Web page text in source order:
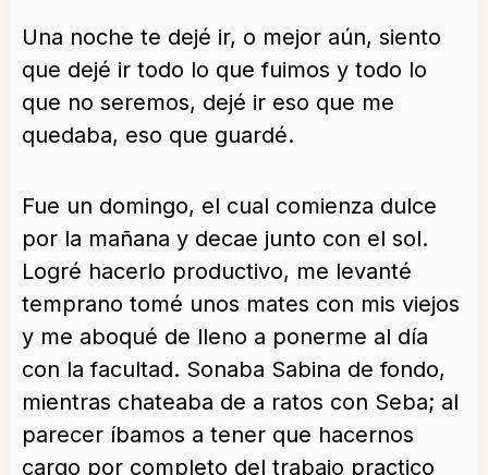
Una noche te dejé ir, o mejor aún, siento
que dejé ir todo lo que fuimos y todo lo
que no seremos, dejé ir eso que me
quedaba, eso que guardé.
Fue un domingo, el cual comienza dulce
por la mañana y decae junto con el sol.
Logré hacerlo productivo, me levanté
temprano tomé unos mates con mis viejos
y me aboqué de lleno a ponerme al día
con la facultad. Sonaba Sabina de fondo,
mientras chateaba de a ratos con Seba; al
parecer íbamos a tener que hacernos
cargo por completo del trabajo practico